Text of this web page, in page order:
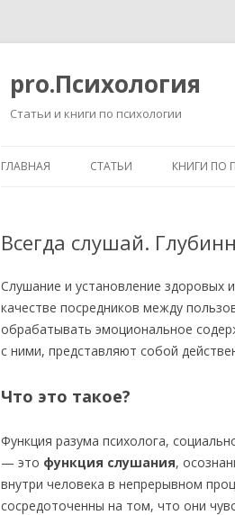
pro.Психология
Статьи и книги по психологии
ГЛАВНАЯ СТАТЬИ КНИГИ ПО
Всегда слушай.
Слушание и установление здоровых
качестве посредников между
обрабатывать эмоциональное
с ними, представляют собой
Что это такое?
Функция разума психолога,
— это функция слушания,
внутри человека в непрерывном
сосредоточенны на том, что они